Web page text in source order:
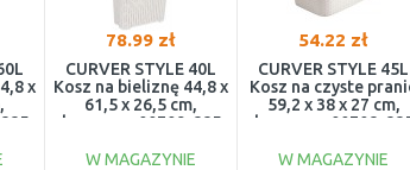
x
78.99 zł
CURVER STYLE 40L
Kosz na bieliznę 44,8 x
61,5 x 26,5 cm,
kremowy 00709-885
W MAGAZYNIE
54.22 zł
CURVER STYLE 45L
Kosz na czyste
59,2 x 38 x 27 cm,
kremowy 00708-
W MAGAZYNIE